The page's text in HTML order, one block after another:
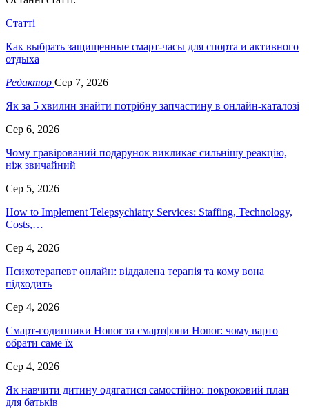
Статті
Как выбрать защищенные смарт-часы для спорта и активного
отдыха
Редактор Сер 7, 2026
Як за 5 хвилин знайти потрібну запчастину в онлайн-каталозі
Сер 6, 2026
Чому гравірований подарунок викликає сильнішу реакцію,
ніж звичайний
Сер 5, 2026
How to Implement Telepsychiatry Services: Staffing, Technology,
Costs,…
Сер 4, 2026
Психотерапевт онлайн: віддалена терапія та кому вона
підходить
Сер 4, 2026
Смарт-годинники Honor та смартфони Honor: чому варто
обрати саме їх
Сер 4, 2026
Як навчити дитину одягатися самостійно: покроковий план
для батьків